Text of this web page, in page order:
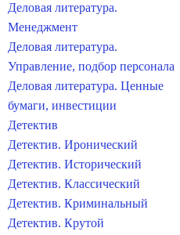
Деловая литература.
Менеджмент
Деловая литература.
Управление, подбор персонала
Деловая литература. Ценные
бумаги, инвестиции
Детектив
Детектив. Иронический
Детектив. Исторический
Детектив. Классический
Детектив. Криминальный
Детектив. Крутой